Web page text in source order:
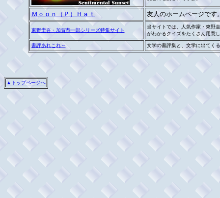
Ｍｏｏｎ（Ｐ）Ｈａｔ 友人のホームページです
東野圭吾・加賀恭一郎シリーズ特集サイト
当サイトでは、人気作家・東野
がわかるクイズをたくさん用意
書評あれこれ～ 文学の書評集と、文学に出てく
▲トップページへ